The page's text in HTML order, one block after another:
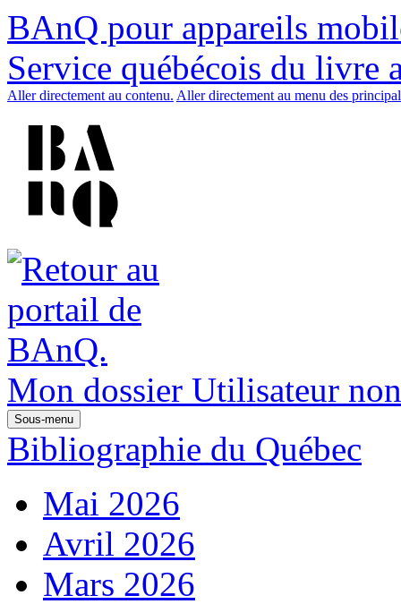
BAnQ pour appareils
Service québécois du livre
Aller directement au contenu. Aller directement au menu des
Mon dossier Utilisateur
Sous-menu
Bibliographie du Québec
Mai 2026
Avril 2026
Mars 2026